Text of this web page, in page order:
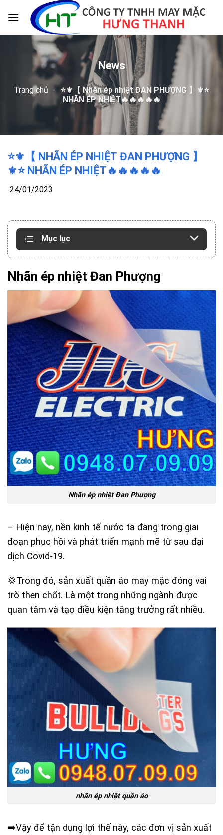
News
Trang chủ - ⭐️⚜️【 Nhãn ép nhiệt ĐAN PHƯỢNG 】⚜️⭐️
NHÃN ÉP NHIỆT🔥🔥🔥🔥🔥
⭐️⚜️【 NHÃN ÉP NHIỆT ĐAN PHƯỢNG 】
⚜️⭐️ NHÃN ÉP NHIỆT🔥🔥🔥🔥🔥
24/01/2023
Mục lục
Nhãn ép nhiệt Đan Phượng
Nhãn ép nhiệt Đan Phượng
– Hiện nay, nền kinh tế nước ta đang trong giai
đoạn phục hồi và phát triển mạnh mẽ từ sau đại
dịch Covid-19.
💢Trong đó, sản xuất quần áo may mặc đóng vai
trò then chốt. Là một trong những ngành được
quan tâm và tạo điều kiện tăng trưởng rất nhiều.
nhãn ép nhiệt quần áo
➡️Vậy để tận dụng lợi thế này, các đơn vị sản xuất